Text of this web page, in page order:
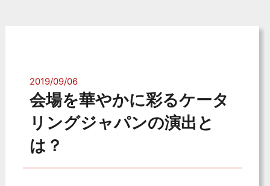
2019/09/06
会場を華やかに彩るケータ
リングジャパンの演出と
は？